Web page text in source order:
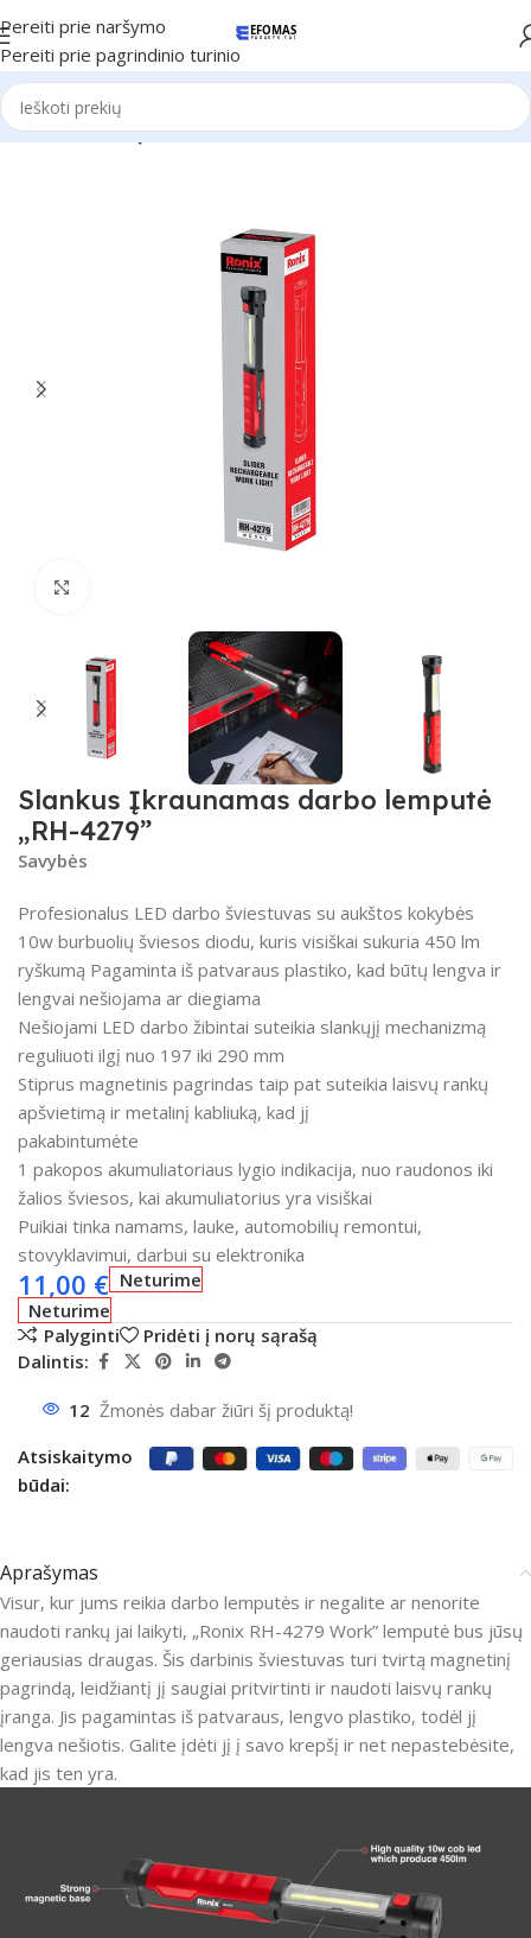
Pereiti prie naršymo
Pereiti prie pagrindinio turinio
Pradžia Ronix Įrankiai
Slankus Įkraunamas darbo lemputė
„RH-4279”
Savybės
Profesionalus LED darbo šviestuvas su aukštos kokybės
10w burbuolių šviesos diodu, kuris visiškai sukuria 450 lm
ryškumą Pagaminta iš patvaraus plastiko, kad būtų lengva ir
lengvai nešiojama ar diegiama
Nešiojami LED darbo žibintai suteikia slankųjį mechanizmą
reguliuoti ilgį nuo 197 iki 290 mm
Stiprus magnetinis pagrindas taip pat suteikia laisvų rankų
apšvietimą ir metalinį kabliuką, kad jį
pakabintumėte
1 pakopos akumuliatoriaus lygio indikacija, nuo raudonos iki
žalios šviesos, kai akumuliatorius yra visiškai
Puikiai tinka namams, lauke, automobilių remontui,
stovyklavimui, darbui su elektronika
11,00 € Neturime
Neturime
Palyginti
Pridėti į norų sąrašą
Dalintis:
12 Žmonės dabar žiūri šį produktą!
Atsiskaitymo
būdai:
Aprašymas
Visur, kur jums reikia darbo lemputės ir negalite ar nenorite
naudoti rankų jai laikyti, „Ronix RH-4279 Work” lemputė bus jūsų
geriausias draugas. Šis darbinis šviestuvas turi tvirtą magnetinį
pagrindą, leidžiantį jį saugiai pritvirtinti ir naudoti laisvų rankų
įranga. Jis pagamintas iš patvaraus, lengvo plastiko, todėl jį
lengva nešiotis. Galite įdėti jį į savo krepšį ir net nepastebėsite,
kad jis ten yra.